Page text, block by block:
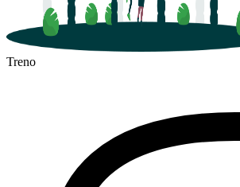
Treno